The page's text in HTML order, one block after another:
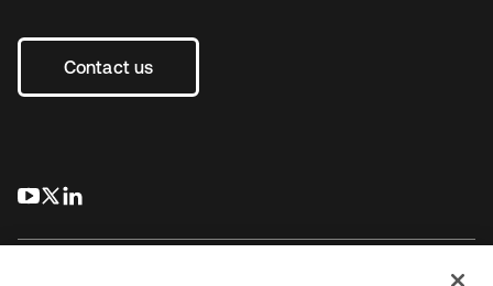
Contact us
s’ouvre dans un nouvel onglet
s’ouvre dans un nouvel onglet